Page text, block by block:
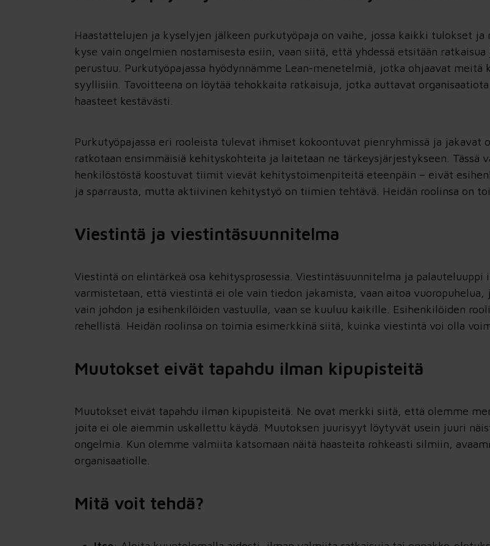
Haastattelujen ja kyselyjen jälkeen purkutyöpaja on vaihe, jossa kaikki tulokset ja
kyse vain ongelmien nostamisesta esiin, vaan siitä, että yhdessä etsitään
perustuu. Purkutyöpajassa hyödynnämme Lean-menetelmiä, jotka ohjaavat
syyllisiin. Tavoitteena on löytää tehokkaita ratkaisuja, jotka auttavat
haasteet kestävästi.
Purkutyöpajassa eri rooleista tulevat ihmiset kokoontuvat pienryhmissä ja jakavat
ratkotaan ensimmäisiä kehityskohteita ja laitetaan ne tärkeysjärjestykseen. Tässä
henkilöstöstä koostuvat tiimit vievät kehitystoimenpiteitä eteenpäin – eivät
ja sparrausta, mutta aktiivinen kehitystyö on tiimien tehtävä. Heidän roolinsa on
Viestintä ja viestintäsuunnitelma
Viestintä on elintärkeä osa kehitysprosessia. Viestintäsuunnitelma ja palauteluuppi
varmistetaan, että viestintä ei ole vain tiedon jakamista, vaan aitoa vuoropuhelua,
vain johdon ja esihenkilöiden vastuulla, vaan se kuuluu kaikille. Esihenkilöiden
rehellistä. Heidän roolinsa on toimia esimerkkinä siitä, kuinka viestintä voi olla
Muutokset eivät tapahdu ilman kipupisteitä
Muutokset eivät tapahdu ilman kipupisteitä. Ne ovat merkki siitä, että olemme
joita ei ole aiemmin uskallettu käydä. Muutoksen juurisyyt löytyvät usein juuri
ongelmia. Kun olemme valmiita katsomaan näitä haasteita rohkeasti silmiin,
organisaatiolle.
Mitä voit tehdä?